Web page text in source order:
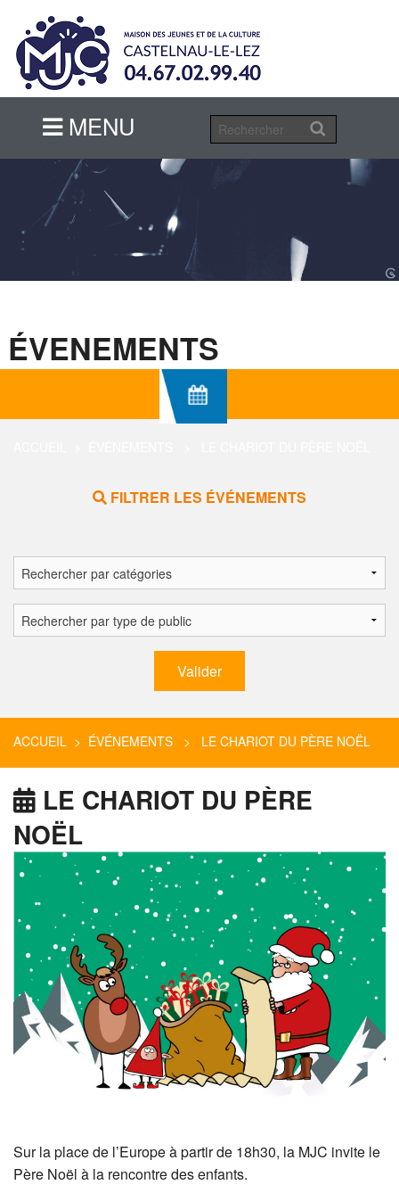
MENU
ÉVENEMENTS
FILTRER LES ÉVÉNEMENTS
ACCUEIL > ÉVÉNEMENTS > LE CHARIOT DU PÈRE NOËL
LE CHARIOT DU PÈRE
NOËL
Sur la place de l’Europe à partir de 18h30, la MJC invite le
Père Noël à la rencontre des enfants.